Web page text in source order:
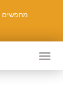
מחפשים